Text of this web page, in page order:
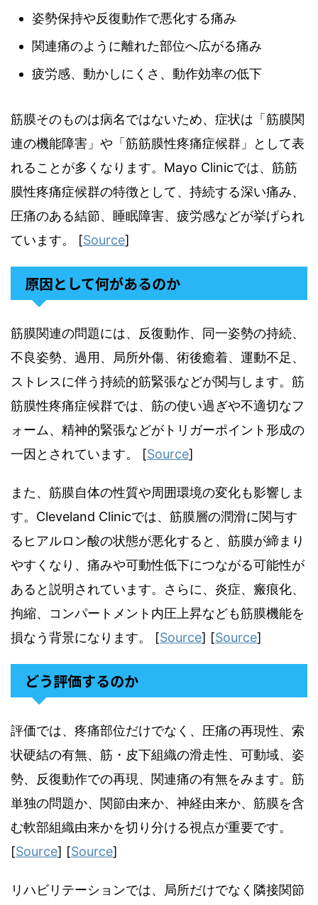
姿勢保持や反復動作で悪化する痛み
関連痛のように離れた部位へ広がる痛み
疲労感、動かしにくさ、動作効率の低下
筋膜そのものは病名ではないため、症状は「筋膜関
連の機能障害」や「筋筋膜性疼痛症候群」として表
れることが多くなります。Mayo Clinicでは、筋筋
膜性疼痛症候群の特徴として、持続する深い痛み、
圧痛のある結節、睡眠障害、疲労感などが挙げられ
ています。 [Source]
原因として何があるのか
筋膜関連の問題には、反復動作、同一姿勢の持続、
不良姿勢、過用、局所外傷、術後癒着、運動不足、
ストレスに伴う持続的筋緊張などが関与します。筋
筋膜性疼痛症候群では、筋の使い過ぎや不適切なフ
ォーム、精神的緊張などがトリガーポイント形成の
一因とされています。 [Source]
また、筋膜自体の性質や周囲環境の変化も影響しま
す。Cleveland Clinicでは、筋膜層の潤滑に関与す
るヒアルロン酸の状態が悪化すると、筋膜が締まり
やすくなり、痛みや可動性低下につながる可能性が
あると説明されています。さらに、炎症、瘢痕化、
拘縮、コンパートメント内圧上昇なども筋膜機能を
損なう背景になります。 [Source] [Source]
どう評価するのか
評価では、疼痛部位だけでなく、圧痛の再現性、索
状硬結の有無、筋・皮下組織の滑走性、可動域、姿
勢、反復動作での再現、関連痛の有無をみます。筋
単独の問題か、関節由来か、神経由来か、筋膜を含
む軟部組織由来かを切り分ける視点が重要です。
[Source] [Source]
リハビリテーションでは、局所だけでなく隣接関節